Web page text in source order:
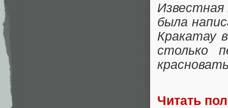
Известная
была
Кракатау
столько
Читать